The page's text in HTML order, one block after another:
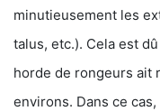
minutieusement les
talus, etc.). Cela est
horde de rongeurs ait
environs. Dans ce